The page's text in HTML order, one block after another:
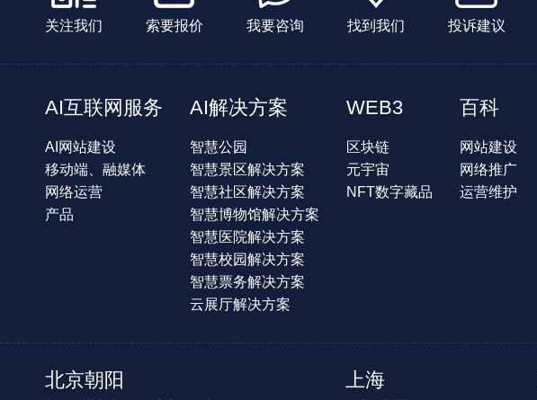
关注我们 索要报价 我要咨询 找到我们 投诉建议
AI互联网服务
AI网站建设
移动端、融媒体
网络运营
产品
AI解决方案
智慧公园
智慧景区解决方案
智慧社区解决方案
智慧博物馆解决方案
智慧医院解决方案
智慧校园解决方案
智慧票务解决方案
云展厅解决方案
WEB3
区块链
元宇宙
NFT数字藏品
百科
网站建设
网络推广
运营维护
北京朝阳 上海